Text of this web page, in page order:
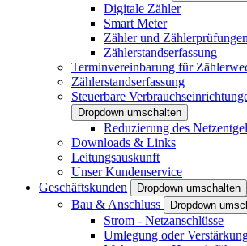
Digitale Zähler
Smart Meter
Zähler und Zählerprüfungen
Zählerstandserfassung
Terminvereinbarung für
Zählerstandserfassung
Steuerbare
Dropdown umschalten
Reduzierung des
Downloads & Links
Leitungsauskunft
Unser Kundenservice
Geschäftskunden
Dropdown umschalten
Bau & Anschluss Dropdown
Strom - Netzanschlüsse
Umlegung oder